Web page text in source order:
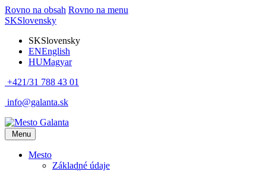
Rovno na obsah Rovno na menu
SKSlovensky
SKSlovensky
ENEnglish
HUMagyar
+421/31 788 43 01
info@galanta.sk
Menu
Mesto
Základné údaje